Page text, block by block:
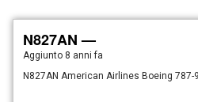
N827AN —
Aggiunto 8 anni fa
N827AN American Airlines Boeing 787-